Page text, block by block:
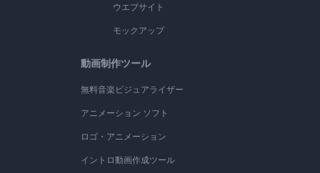
ウエブサイト
モックアップ
動画制作ツール
無料音楽ビジュアライザー
アニメーション ソフト
ロゴ・アニメーション
イントロ動画作成ツール